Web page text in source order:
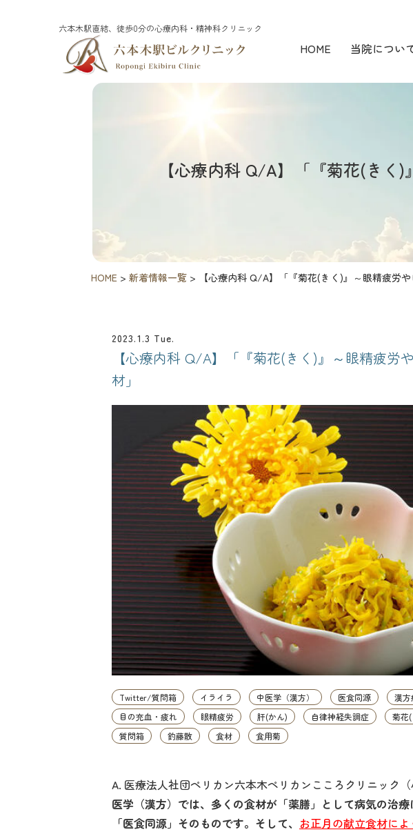
六本木駅直結、徒歩0分の心療内科・精神科クリニック
HOME
当院につい
【心療内科 Q/A】「『菊花(きく
HOME > 新着情報一覧 > 【心療内科 Q/A】「『菊花(きく)』～眼精疲労や
2023.1.3 Tue.
【心療内科 Q/A】「『菊花(きく)』～眼精疲労
材」
Twitter/質問箱 イライラ 中医学（漢方） 医食同源 漢方
目の充血・疲れ
眼精疲労 肝(かん) 自律神経失調症 菊花
質問箱
釣藤散 食材 食用菊
A. 医療法人社団ペリカン六本木ペリカンこころクリニック
医学（漢方）では、多くの食材が「薬膳」として病気の治療
「医食同源」そのものです。そして、 お正月の献立食材によ